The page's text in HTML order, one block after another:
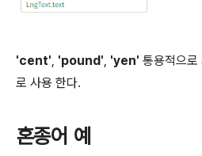
'cent', 'pound', 'yen' 통용적으로
로 사용 한다.
혼종어 예